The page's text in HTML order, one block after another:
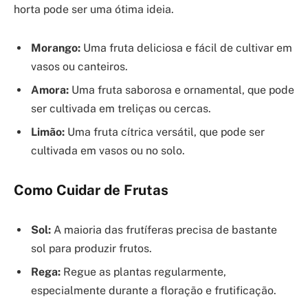
horta pode ser uma ótima ideia.
Morango: Uma fruta deliciosa e fácil de cultivar em
vasos ou canteiros.
Amora: Uma fruta saborosa e ornamental, que pode
ser cultivada em treliças ou cercas.
Limão: Uma fruta cítrica versátil, que pode ser
cultivada em vasos ou no solo.
Como Cuidar de Frutas
Sol: A maioria das frutíferas precisa de bastante
sol para produzir frutos.
Rega: Regue as plantas regularmente,
especialmente durante a floração e frutificação.